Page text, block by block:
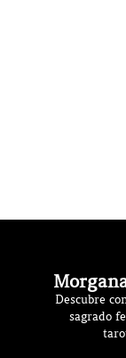
Descubre
sagrado